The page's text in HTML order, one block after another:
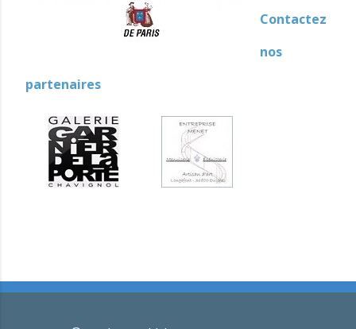
Contactez
nos
partenaires